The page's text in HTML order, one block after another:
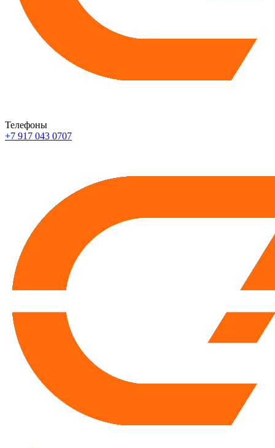
Телефоны
+7 917 043 0707